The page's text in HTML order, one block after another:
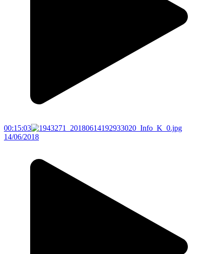
00:15:03
14/06/2018